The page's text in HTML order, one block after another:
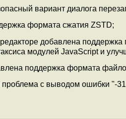
вариант диалога
формата сжатия ZSTD;
добавлена поддержка
модулей JavaScript и
поддержка формата
с выводом ошибки "-